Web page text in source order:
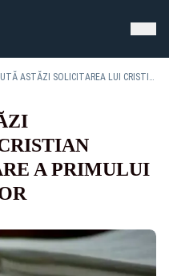
CCR DISCUTĂ ASTĂZI SOLICITAREA LUI CRISTIAN TERHEȘ DE ANULARE A PRIMULUI TUR AL ALEGERILOR PREZIDENȚIALE
A PRIMULUI